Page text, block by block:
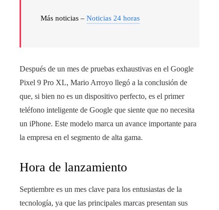
Más noticias – Noticias 24 horas
Después de un mes de pruebas exhaustivas en el Google
Pixel 9 Pro XL, Mario Arroyo llegó a la conclusión de
que, si bien no es un dispositivo perfecto, es el primer
teléfono inteligente de Google que siente que no necesita
un iPhone. Este modelo marca un avance importante para
la empresa en el segmento de alta gama.
Hora de lanzamiento
Septiembre es un mes clave para los entusiastas de la
tecnología, ya que las principales marcas presentan sus